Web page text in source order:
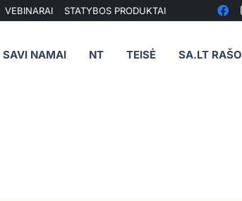
VEBINARAI STATYBOS PRODUKTAI
SAVI NAMAI NT TEISĖ SA.LT RAŠO